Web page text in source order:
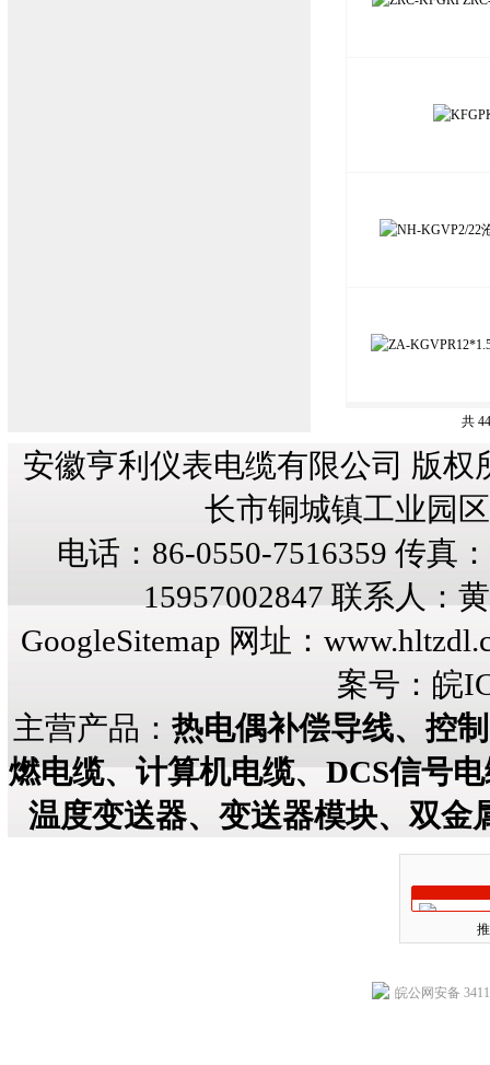
共
安徽亨利仪表电缆有限公司 版权
长市铜城镇工业园
电话：86-0550-7516359 传真
15957002847 联系人：
GoogleSitemap 网址：
案号： 皖
主营产品： 热电偶补偿导线、控
燃电缆、计算机电缆、DCS信号
温度变送器、变送器模块、双金
皖公网安备